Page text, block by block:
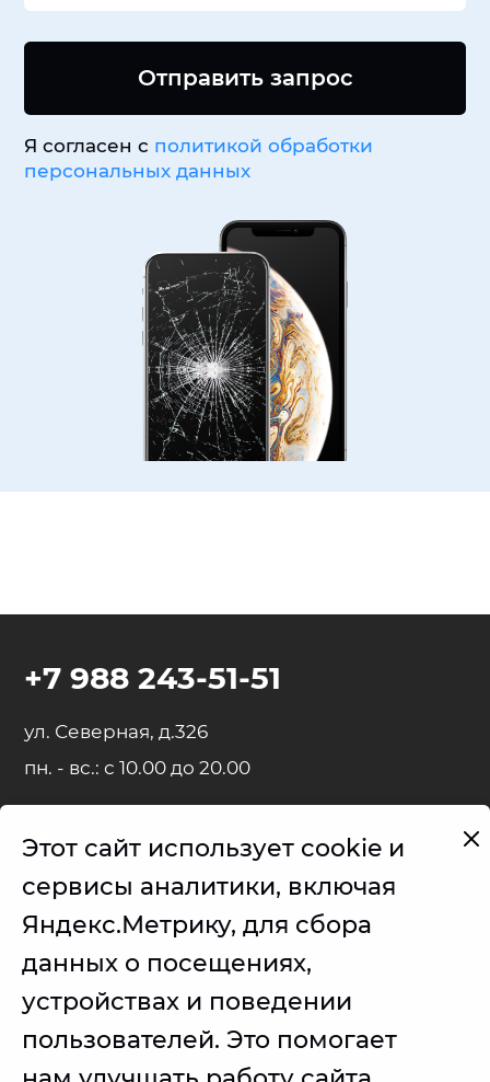
Отправить запрос
Я согласен с политикой обработки
персональных данных
ул. Северная, д.326
пн. - вс.: с 10.00 до 20.00
+7 988 243-51-51
правомерной информационной и описательной целью.
iPhone, iPad, MacBook, iMac, Apple Watch, AirPods - правообладатель
Apple Inc. (Эпл Инк.);
Samsung – правообладатель Samsung Electronics Co. Ltd. (Самсунг
Электроникс Ко., Лтд.);
Товарные знаки используется с целью описания товара, в
отношении которых производятся услуги по ремонту сервисным
Этот сайт использует cookie и
сервисы аналитики, включая
Яндекс.Метрику, для сбора
данных о посещениях,
устройствах и поведении
пользователей. Это помогает